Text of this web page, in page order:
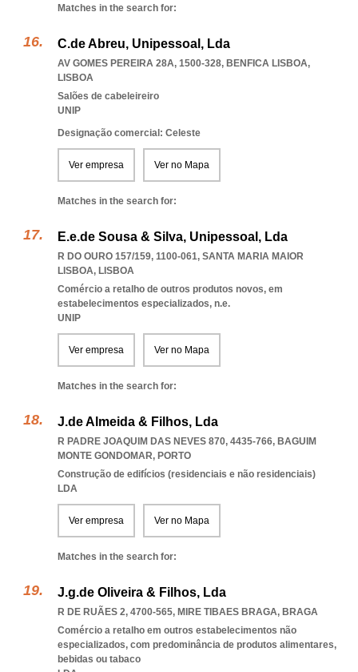
Matches in the search for:
C.de Abreu, Unipessoal, Lda
AV GOMES PEREIRA 28A, 1500-328, BENFICA LISBOA,
LISBOA
Salões de cabeleireiro
UNIP
Designação comercial: Celeste
Ver empresa Ver no Mapa
Matches in the search for:
E.e.de Sousa & Silva, Unipessoal, Lda
R DO OURO 157/159, 1100-061, SANTA MARIA MAIOR
LISBOA, LISBOA
Comércio a retalho de outros produtos novos, em
estabelecimentos especializados, n.e.
UNIP
Ver empresa Ver no Mapa
Matches in the search for:
J.de Almeida & Filhos, Lda
R PADRE JOAQUIM DAS NEVES 870, 4435-766, BAGUIM
MONTE GONDOMAR, PORTO
Construção de edifícios (residenciais e não residenciais)
LDA
Ver empresa Ver no Mapa
Matches in the search for:
J.g.de Oliveira & Filhos, Lda
R DE RUÃES 2, 4700-565, MIRE TIBAES BRAGA, BRAGA
Comércio a retalho em outros estabelecimentos não
especializados, com predominância de produtos alimentares,
bebidas ou tabaco